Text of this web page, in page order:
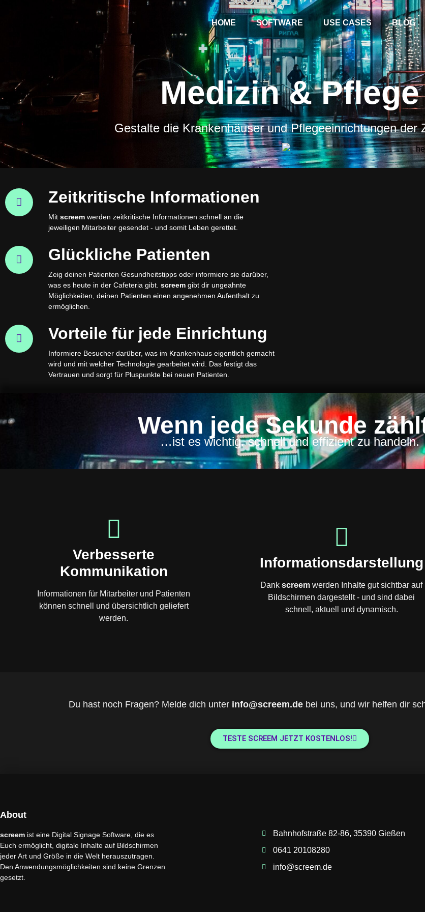
HOME SOFTWARE USE CASES BLOG
Medizin & Pflege
Gestalte die Krankenhäuser und Pflegeeinrichtungen der
Zeitkritische Informationen
Mit screem werden zeitkritische Informationen schnell an die
jeweiligen Mitarbeiter gesendet - und somit Leben gerettet.​
Glückliche Patienten
Zeig deinen Patienten Gesundheitstipps oder informiere sie darüber,
was es heute in der Cafeteria gibt. screem gibt dir ungeahnte
Möglichkeiten, deinen Patienten einen angenehmen Aufenthalt zu
ermöglichen.​
Vorteile für jede Einrichtung
Informiere Besucher darüber, was im Krankenhaus eigentlich gemacht
wird und mit welcher Technologie gearbeitet wird. Das festigt das
Vertrauen und sorgt für Pluspunkte bei neuen Patienten.​
Wenn jede Sekunde
…ist es wichtig, schnell und effizient zu handeln.
Verbesserte
Kommunikation
Informationen für Mitarbeiter und Patienten
können schnell und übersichtlich geliefert
werden.
Informationsdarstellung
Dankscreemwerden Inhalte gut sichtbar auf
Bildschirmen dargestellt - und sind dabei
schnell, aktuell und dynamisch.
Du hast noch Fragen? Melde dich unter info@screem.debei uns, und wir helfen dir
TESTE SCREEM JETZT KOSTENLOS!
About
screem ist eine Digital Signage Software, die es
Euch ermöglicht, digitale Inhalte auf Bildschirmen
jeder Art und Größe in die Welt herauszutragen.
Den Anwendungsmöglichkeiten sind keine Grenzen
gesetzt.
Bahnhofstraße 82-86, 35390 Gießen
0641 20108280
info@screem.de